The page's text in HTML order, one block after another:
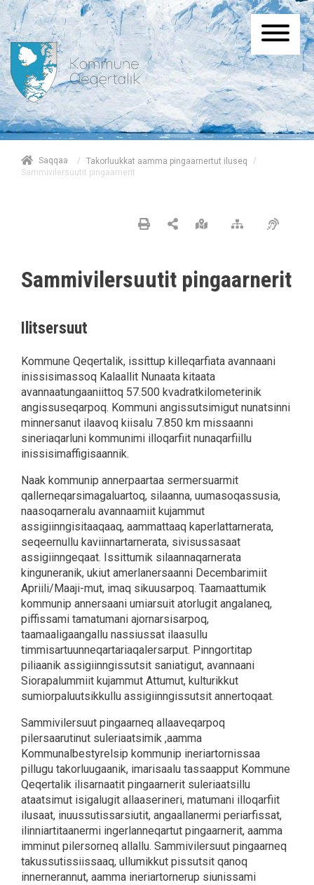
Saqqaa / Takorluukkat aamma pingaarnertut iluseq
/
Sammivilersuutit pingaarnerit
Sammivilersuutit pingaarnerit
Ilitsersuut
Kommune Qeqertalik, issittup killeqarfiata avannaani
inissisimassoq Kalaallit Nunaata kitaata
avannaatungaaniittoq 57.500 kvadratkilometerinik
angissuseqarpoq. Kommuni angissutsimigut nunatsinni
minnersanut ilaavoq kiisalu 7.850 km missaanni
sineriaqarluni kommunimi illoqarfiit nunaqarfiillu
inissisimaffigisaannik.
Naak kommunip annerpaartaa sermersuarmit
qallerneqarsimagaluartoq, silaanna, uumasoqassusia,
naasoqarneralu avannaamiit kujammut
assigiinngisitaaqaaq, aammattaaq kaperlattarnerata,
seqeernullu kaviinnartarnerata, sivisussasaat
assigiinngeqaat. Issittumik silaannaqarnerata
kinguneranik, ukiut amerlanersaanni Decembarimiit
Apriili/Maaji-mut, imaq sikuusarpoq. Taamaattumik
kommunip annersaani umiarsuit atorlugit angalaneq,
piffissami tamatumani ajornarsisarpoq,
taamaaligaangallu nassiussat ilaasullu
timmisartuunneqartariaqalersarput. Pinngortitap
piliaanik assigiinngissutsit saniatigut, avannaani
Siorapalummiit kujammut Attumut, kulturikkut
sumiorpaluutsikkullu assigiinngissutsit annertoqaat.
Sammivilersuut pingaarneq allaaveqarpoq
pilersaarutinut suleriaatsimik ,aamma
Kommunalbestyrelsip kommunip ineriartornissaa
pillugu takorluugaanik, imarisaalu tassaapput Kommune
Qeqertalik ilisarnaatit pingaarnerit suleriaatsillu
ataatsimut isigalugit allaaserineri, matumani illoqarfiit
ilusaat, inuussutissarsiutit, angaallanermi periarfissat,
ilinniartitaanermi ingerlanneqartut pingaarnerit, aamma
imminut pilersorneq allallu. Sammivilersuut pingaarneq
takussutissiissaaq, ullumikkut pissutsit qanoq
innernerannut, aamma ineriartornerup siunissami